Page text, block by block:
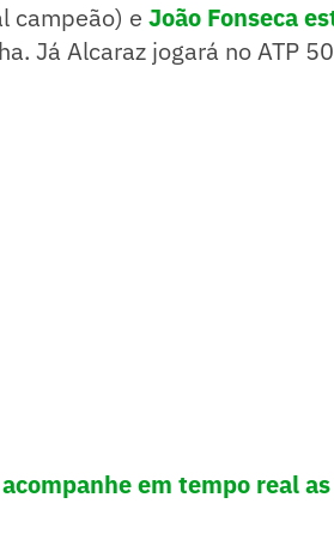
campeão) e João Fonseca
Já Alcaraz jogará no ATP
em tempo real